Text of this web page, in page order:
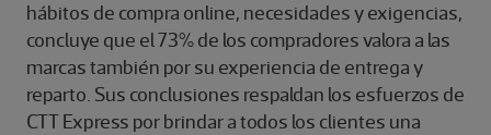
hábitos de compra online, necesidades y exigencias,
concluye que el 73% de los compradores valora a las
marcas también por su experiencia de entrega y
reparto. Sus conclusiones respaldan los esfuerzos de
CTT Express por brindar a todos los clientes una